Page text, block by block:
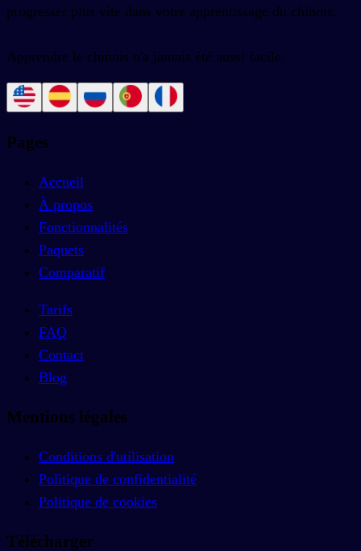
progresser plus vite dans votre apprentissage du chinois.
Apprendre le chinois n'a jamais été aussi facile.
Pages
Accueil
À propos
Fonctionnalités
Paquets
Comparatif
Tarifs
FAQ
Contact
Blog
Mentions légales
Conditions d'utilisation
Politique de confidentialité
Politique de cookies
Télécharger